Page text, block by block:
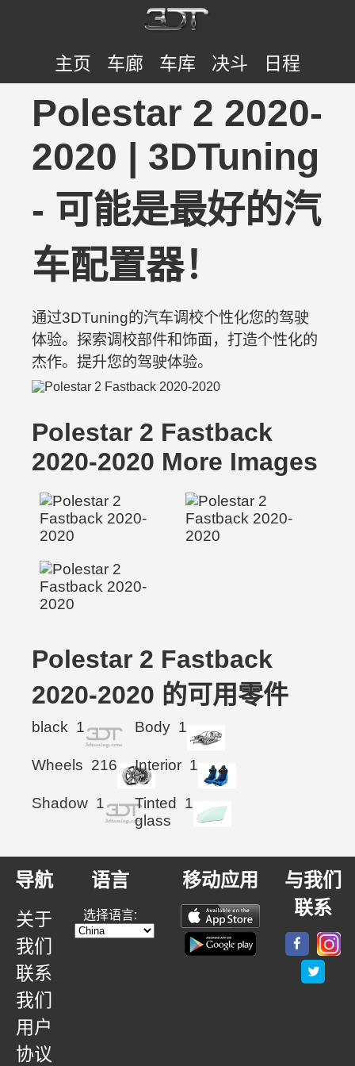
主页 车廊 车库 决斗 日程
Polestar 2 2020-
2020 | 3DTuning
- 可能是最好的汽
车配置器！
通过3DTuning的汽车调校个性化您的驾驶
体验。探索调校部件和饰面，打造个性化的
杰作。提升您的驾驶体验。
Polestar 2 Fastback
2020-2020 More Images
Polestar 2 Fastback
2020-2020 的可用零件
black 1 Body 1
Wheels 216 Interior 1
Shadow 1
Tinted
glass
1
导航
关于
我们
联系
我们
用户
协议
语言
选择语言:
移动应用
与我们
联系